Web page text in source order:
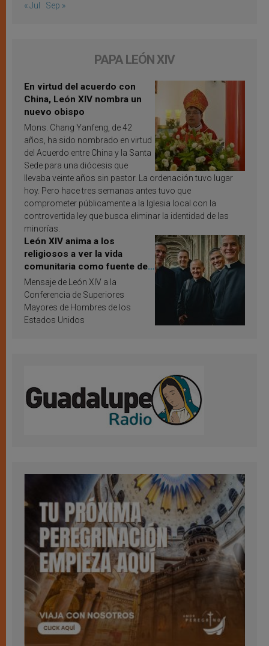
« Jul Sep »
PAPA LEÓN XIV
En virtud del acuerdo con
China, León XIV nombra un
nuevo obispo
Mons. Chang Yanfeng, de 42
años, ha sido nombrado en virtud
del Acuerdo entre China y la Santa
Sede para una diócesis que
llevaba veinte años sin pastor. La ordenación tuvo lugar
hoy. Pero hace tres semanas antes tuvo que
comprometer públicamente a la Iglesia local con la
controvertida ley que busca eliminar la identidad de las
minorías.
León XIV anima a los
religiosos a ver la vida
comunitaria como fuente de
inspiración y santificación
Mensaje de León XIV a la
Conferencia de Superiores
Mayores de Hombres de los
Estados Unidos